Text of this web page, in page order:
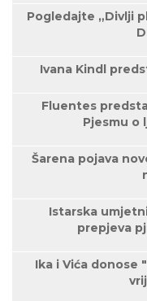
Pogledajte „Divlji
Ivana Kindl
Fluentes
Pjesmu o
Šarena pojava
Istarska
prepjeva
Ika i Vića donose